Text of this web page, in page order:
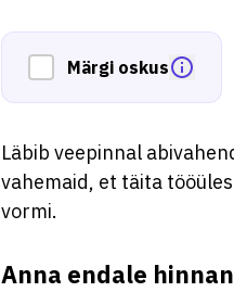
Märgi oskus
Läbib veepinnal
vahemaid, et täita
vormi.
Anna endale